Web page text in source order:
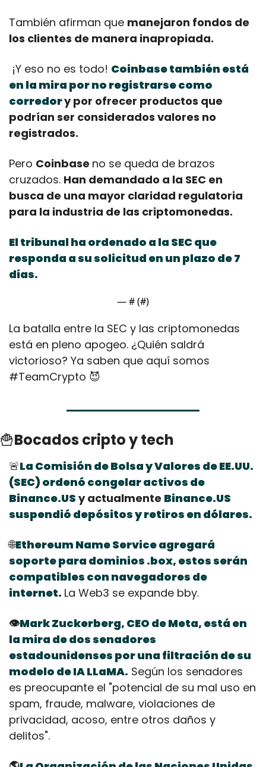
También afirman que manejaron fondos de
los clientes de manera inapropiada.
¡Y eso no es todo! Coinbase también está
en la mira por no registrarse como
corredor y por ofrecer productos que
podrían ser considerados valores no
registrados.
Pero Coinbase no se queda de brazos
cruzados. Han demandado a la SEC en
busca de una mayor claridad regulatoria
para la industria de las criptomonedas.
El tribunal ha ordenado a la SEC que
responda a su solicitud en un plazo de 7
días.
— # (#)
La batalla entre la SEC y las criptomonedas
está en pleno apogeo. ¿Quién saldrá
victorioso? Ya saben que aquí somos
#TeamCrypto 😈
🍟Bocados cripto y tech
🚨La Comisión de Bolsa y Valores de EE.UU.
(SEC) ordenó congelar activos de
Binance.US y actualmente Binance.US
suspendió depósitos y retiros en dólares.
🌐Ethereum Name Service agregará
soporte para dominios .box, estos serán
compatibles con navegadores de
internet. La Web3 se expande bby.
👁️Mark Zuckerberg, CEO de Meta, está en
la mira de dos senadores
estadounidenses por una filtración de su
modelo de IA LLaMA. Según los senadores
es preocupante el "potencial de su mal uso en
spam, fraude, malware, violaciones de
privacidad, acoso, entre otros daños y
delitos".